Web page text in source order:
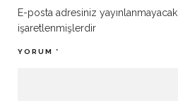
E-posta adresiniz yayınlanmayacak.
işaretlenmişlerdir
YORUM *